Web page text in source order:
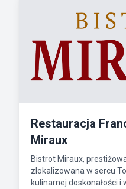
Restauracja
Miraux
Bistrot Miraux,
zlokalizowana w sercu
kulinarnej doskonałości